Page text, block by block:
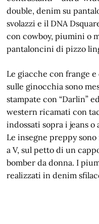
double, denim su
svolazzi e il DNA
con cowboy, piumini o
pantaloncini di pizzo
Le giacche con frange
sulle ginocchia sono
stampate con “Darlin”
western ricamati con
indossati sopra i jeans
Le insegne preppy
a V, sul petto di un
bomber da donna. I
realizzati in denim